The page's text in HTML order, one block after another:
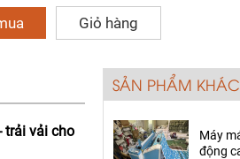
Giỏ hàng
trải vải cho
SẢN PHẨM KHÁC
Máy
động